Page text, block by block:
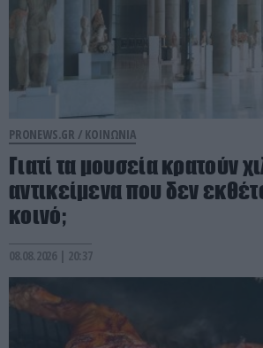
PRONEWS.GR / ΚΟΙΝΩΝΙΑ
Γιατί τα μουσεία κρατούν
αντικείμενα που δεν
κοινό;
08.08.2026 | 20:37